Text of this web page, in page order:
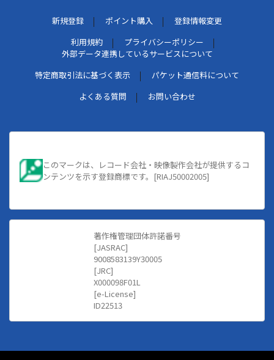
新規登録 ポイント購入
登録情報変更
利用規約
プライバシーポリシー
外部データ連携しているサービスについて
特定商取引法に基づく表示
パケット通信料について
よくある質問
お問い合わせ
このマークは、レコード会社・映像製作会社が提供するコ
ンテンツを示す登録商標です。[RIAJ50002005]
著作権管理団体許諾番号
[JASRAC]
9008583139Y30005
[JRC]
X000098F01L
[e-License]
ID22513